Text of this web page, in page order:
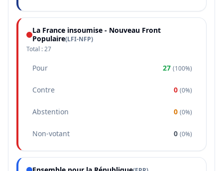
La France insoumise - Nouveau Front
Populaire(LFI-NFP)
Total :27
Pour 27 (100%)
Contre 0 (0%)
Abstention 0 (0%)
Non-votant 0 (0%)